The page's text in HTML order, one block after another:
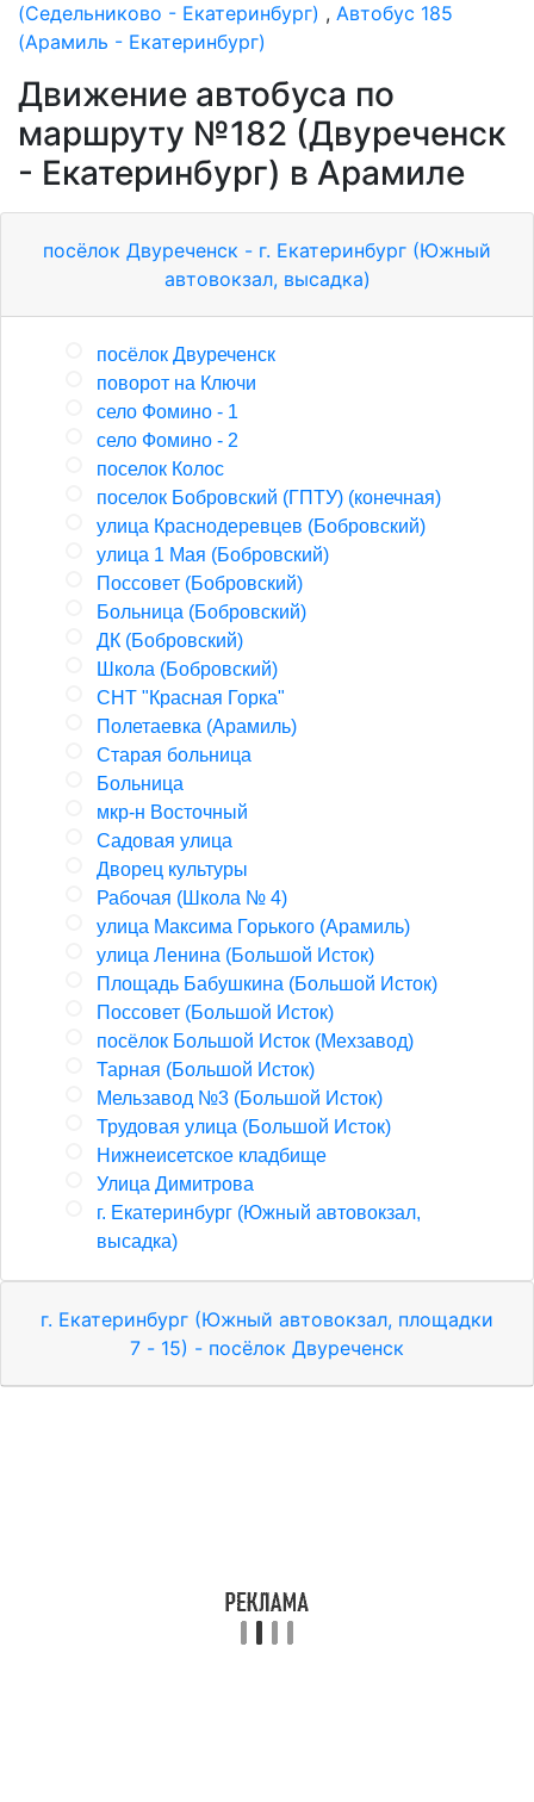
(Седельниково - Екатеринбург) , Автобус 185
(Арамиль - Екатеринбург)
Движение автобуса по
маршруту №182 (Двуреченск
- Екатеринбург) в Арамиле
посёлок Двуреченск - г. Екатеринбург (Южный
автовокзал, высадка)
посёлок Двуреченск
поворот на Ключи
село Фомино - 1
село Фомино - 2
поселок Колос
поселок Бобровский (ГПТУ) (конечная)
улица Краснодеревцев (Бобровский)
улица 1 Мая (Бобровский)
Поссовет (Бобровский)
Больница (Бобровский)
ДК (Бобровский)
Школа (Бобровский)
СНТ "Красная Горка"
Полетаевка (Арамиль)
Старая больница
Больница
мкр-н Восточный
Садовая улица
Дворец культуры
Рабочая (Школа № 4)
улица Максима Горького (Арамиль)
улица Ленина (Большой Исток)
Площадь Бабушкина (Большой Исток)
Поссовет (Большой Исток)
посёлок Большой Исток (Мехзавод)
Тарная (Большой Исток)
Мельзавод №3 (Большой Исток)
Трудовая улица (Большой Исток)
Нижнеисетское кладбище
Улица Димитрова
г. Екатеринбург (Южный автовокзал,
высадка)
г. Екатеринбург (Южный автовокзал, площадки
7 - 15) - посёлок Двуреченск